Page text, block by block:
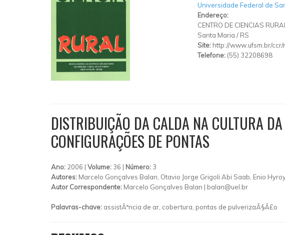
Universidade Federal de
Endereço:
CENTRO DE CIENCIAS
Santa Maria / RS
Site: http://www.ufsm.br/
Telefone: (55) 32208698
DISTRIBUIÇÃO DA CALDA NA CULTURA
CONFIGURAÇÕES DE PONTAS
Ano: 2006 | Volume: 36 | Número: 3
Autores: Marcelo Gonçalves Balan, Otavio Jorge Grigoli Abi Saab, Enio
Autor Correspondente: Marcelo Gonçalves Balan | balan@uel.br
Palavras-chave: assistÃªncia de ar, cobertura, pontas de pulverizaÃ§Ã£o